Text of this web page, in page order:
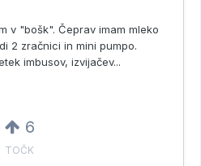
v "bošk". Čeprav imam mleko
2 zračnici in mini pumpo.
imbusov, izvijačev...
6
TOČK